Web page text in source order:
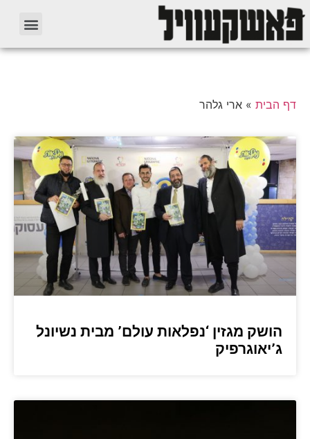
דף הבית » ארי גלהר
הושק מגזין ‘נפלאות עולם’ מבית נשיונל
ג’יאוגרפיק